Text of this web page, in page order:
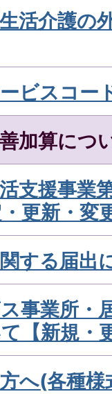
活介護の
ビスコー
加算につ
支援事業
更新・変
する届出
事業所・
【新規・
へ(各種